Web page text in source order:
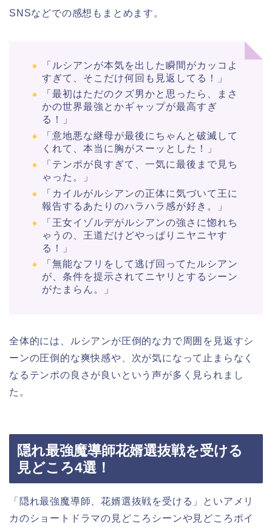
SNSなどでの感想もまとめます。
「ルシアンが本気を出した瞬間がカッコよ
すぎて、そこだけ何回も見返してる！」
「最初はただのクズ男かと思ったら、まさ
かの世界最強とかギャップが最高すぎ
る！」
「意地悪な継母が最後にちゃんと破滅して
くれて、本当に胸がスーッとした！」
「テンポが良すぎて、一気に最後まで見ち
ゃった。」
「カイルがルシアンの正体に気づいて王に
報告するあたりのハラハラ感が好き。」
「王女イゾルデがルシアンの強さに惚れち
ゃうの、王道だけどやっぱりニヤニヤす
る！」
「無能なフリをして逃げ回ってたルシアン
が、条件を提示されてニヤリとするシーン
がたまらん。」
全体的には、ルシアンが圧倒的な力で周囲を見返すシ
ーンの圧倒的な爽快感や、次が気になって止まらなく
なるテンポの良さが良いという声が多く見られまし
た。
隠れ最強魔導師花婿選抜戦を受ける
見どころ4選！
「隠れ最強魔導師、花婿選抜戦を受ける」といアメリ
カのショートドラマの見どころシーンや見どころポイ